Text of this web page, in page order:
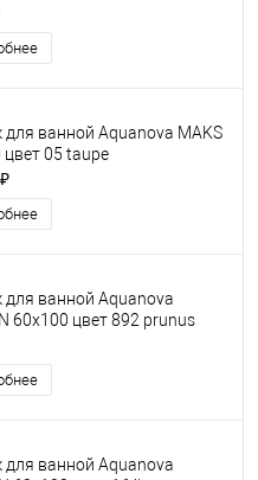
для ванной Aquanova MAKS
цвет 05 taupe
для ванной Aquanova
60x100 цвет 892 prunus
для ванной Aquanova